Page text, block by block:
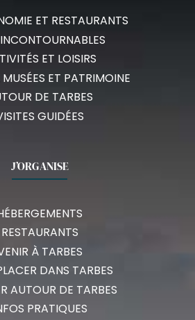
ET RESTAURANTS
ET LOISIRS
ET PATRIMOINE
DE TARBES
GUIDÉES
J’ORGANISE
RESTAURANTS
À TARBES
DANS TARBES
AUTOUR DE TARBES
PRATIQUES